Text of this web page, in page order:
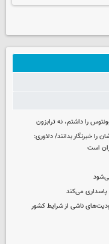
را داشتم، نه ترابزون
خبرنگار بدانند/ دلاوری:
است
پاسداری می‌کند
ناشی از شرایط کشور